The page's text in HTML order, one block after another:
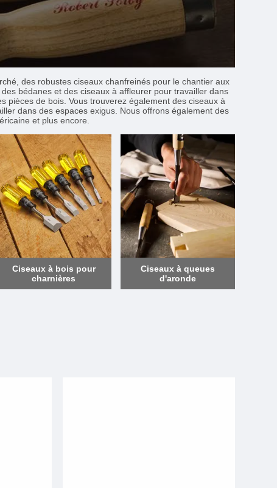
des robustes ciseaux chanfreinés pour le chantier aux
bédanes et des ciseaux à affleurer pour travailler dans
pièces de bois. Vous trouverez également des ciseaux à
dans des espaces exigus. Nous offrons également des
et plus encore.
Ciseaux à bois pour
charnières
Ciseaux à queues
d'aronde